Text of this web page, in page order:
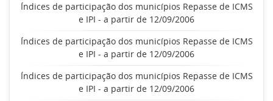
Índices de participação dos municípios Repasse de ICMS
e IPI - a partir de 12/09/2006
Índices de participação dos municípios Repasse de ICMS
e IPI - a partir de 12/09/2006
Índices de participação dos municípios Repasse de ICMS
e IPI - a partir de 12/09/2006